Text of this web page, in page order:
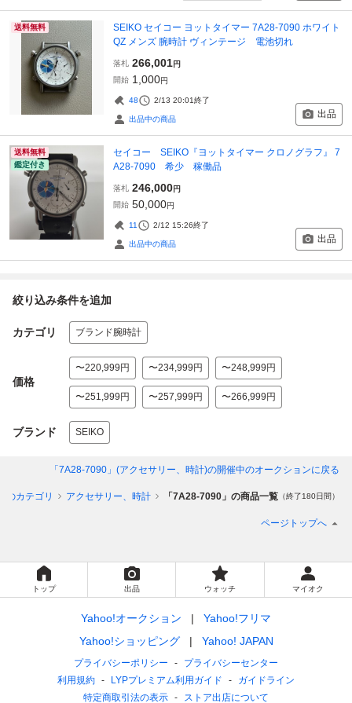
送料無料
SEIKO セイコー ヨットタイマー 7A28-7090 ホワイト
QZ メンズ 腕時計 ヴィンテージ 電池切れ
落札 266,001円
開始 1,000円
48 2/13 20:01終了
出品中の商品 出品
送料無料
鑑定付き
セイコー SEIKO『ヨットタイマー クロノグラフ』 7
A28-7090 希少 稼働品
落札 246,000円
開始 50,000円
11 2/12 15:26終了
出品中の商品 出品
絞り込み条件を追加
カテゴリ ブランド腕時計
価格
〜220,999円 〜234,999円 〜248,999円
〜251,999円 〜257,999円 〜266,999円
ブランド SEIKO
「7A28-7090」(アクセサリー、時計)の開催中のオークションに戻る
のカテゴリ アクセサリー、時計 「7A28-7090」の商品一覧 （終了180日間）
ページトップへ
トップ 出品 ウォッチ マイオク
Yahoo!オークション
Yahoo!フリマ
Yahoo!ショッピング
Yahoo! JAPAN
プライバシーポリシー
プライバシーセンター
利用規約
LYPプレミアム利用ガイド
ガイドライン
特定商取引法の表示
ストア出店について